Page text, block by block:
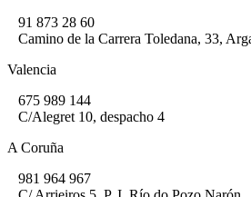
91 873 28 60
Camino de la Carrera Toledana, 33,
Valencia
675 989 144
C/Alegret 10, despacho 4
A Coruña
981 964 967